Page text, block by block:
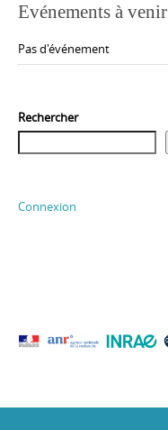
Evénements à venir
Pas d'événement
Rechercher
Connexion